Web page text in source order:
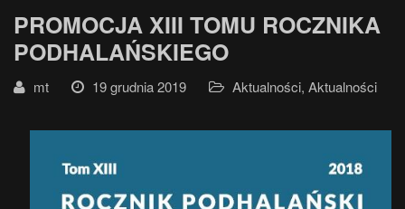
PROMOCJA XIII TOMU ROCZNIKA
PODHALAŃSKIEGO
mt 19 grudnia 2019 Aktualności, Aktualności